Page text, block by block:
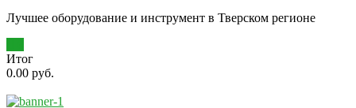
Лучшее оборудование и инструмент в Тверском регионе
Итог
0.00 руб.